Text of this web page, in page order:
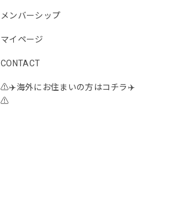
メンバーシップ
マイページ
CONTACT
⚠️✈️海外にお住まいの方はコチラ✈️
⚠️